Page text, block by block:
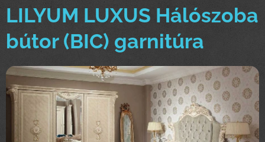
LILYUM LUXUS Hálószoba
bútor (BIC) garnitúra